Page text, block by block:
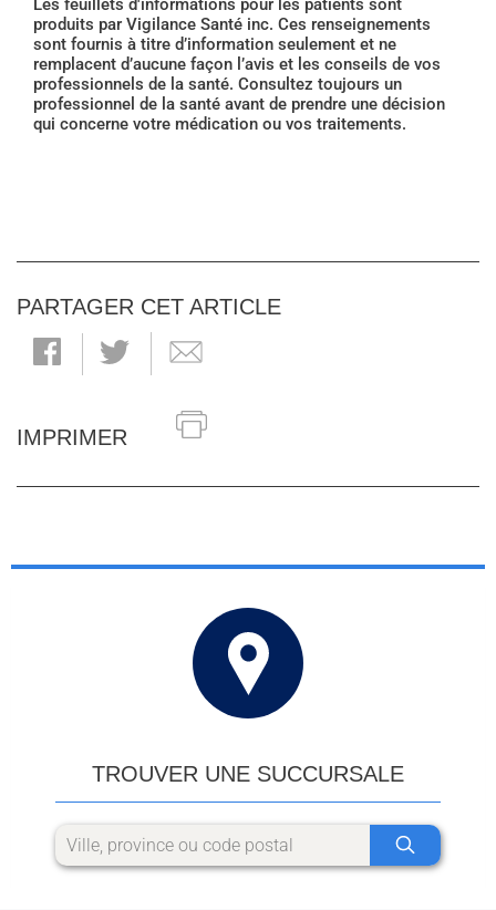
Les feuillets d'informations pour les patients sont
produits par Vigilance Santé inc. Ces renseignements
sont fournis à titre d’information seulement et ne
remplacent d’aucune façon l’avis et les conseils de vos
professionnels de la santé. Consultez toujours un
professionnel de la santé avant de prendre une décision
qui concerne votre médication ou vos traitements.
PARTAGER CET ARTICLE
IMPRIMER
TROUVER UNE SUCCURSALE